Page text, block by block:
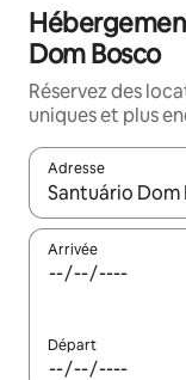
Dom Bosco
Réservez des
uniques et plus
Adresse
Lorsque les
Arrivée
Départ